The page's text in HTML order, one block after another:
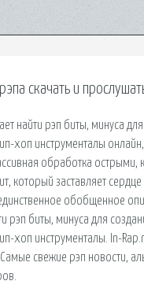
скачать и
найти рэп биты, минуса
хоп инструменталы онлайн,
обработка острыми,
который заставляет сердце
обобщенное
рэп биты, минуса для
хоп инструменталы. In-
Самые свежие рэп новости,